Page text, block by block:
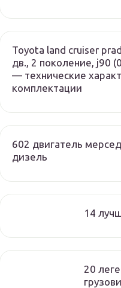
Toyota land cruiser
дв., 2 поколение, j90
— технические
комплектации
602 двигатель
дизель
14
20